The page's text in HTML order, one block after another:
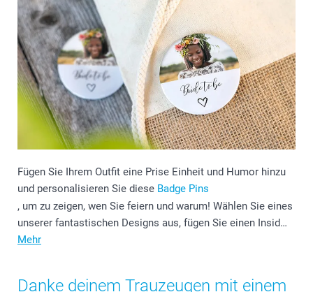
Fügen Sie Ihrem Outfit eine Prise Einheit und Humor hinzu
und personalisieren Sie diese Badge Pins
, um zu zeigen, wen Sie feiern und warum! Wählen Sie eines
unserer fantastischen Designs aus, fügen Sie einen Insid…
Mehr
Danke deinem Trauzeugen mit einem